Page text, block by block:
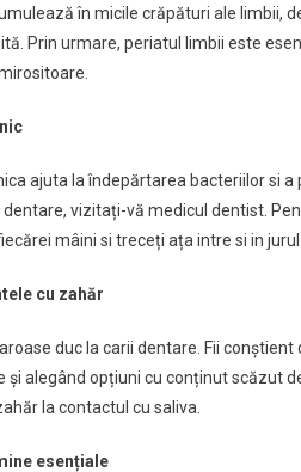
în micile crăpături ale limbii,
Prin urmare, periatul limbii este
ajuta la îndepărtarea bacteriilor si
dentare, vizitați-vă medicul dentist.
mâini si treceți ața intre si in jurul
cu zahăr
duc la carii dentare. Fii
și alegând opțiuni cu conținut scăzut
la contactul cu saliva.
esențiale